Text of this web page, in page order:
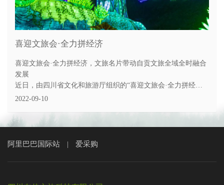
喜迎文旅会·全力拼经济
喜迎文旅会·全力拼经济，文旅名片带动自贡文旅全域全时融合
发展
近日，由四川省文化和旅游厅组织的“喜迎文旅会·全力拼经
济”媒体看文旅采风活动启动，通过探访各地文旅重大项目、文
主动完成行业转型变革和发展。
2022-09-10
阿里巴巴国际站 爱采购